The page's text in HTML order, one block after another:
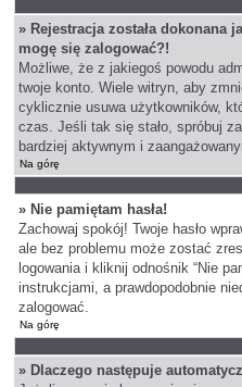
» Rejestracja została dokonana
mogę się zalogować?!
Możliwe, że z jakiegoś powodu
twoje konto. Wiele witryn, aby
cyklicznie usuwa użytkowników,
czas. Jeśli tak się stało, spróbuj
bardziej aktywnym i
Na górę
» Nie pamiętam hasła!
Zachowaj spokój! Twoje hasło
ale bez problemu może zostać
logowania i kliknij odnośnik “Nie
instrukcjami, a prawdopodobnie
zalogować.
Na górę
» Dlaczego następuje